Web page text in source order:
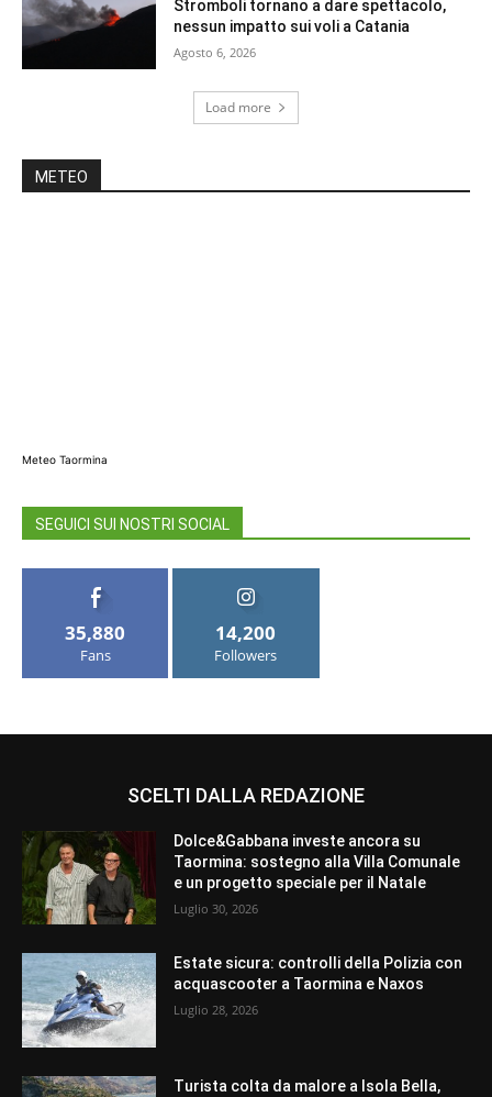
Stromboli tornano a dare spettacolo,
nessun impatto sui voli a Catania
Agosto 6, 2026
Load more
METEO
Meteo Taormina
SEGUICI SUI NOSTRI SOCIAL
35,880
Fans
14,200
Followers
SCELTI DALLA REDAZIONE
Dolce&Gabbana investe ancora su
Taormina: sostegno alla Villa Comunale
e un progetto speciale per il Natale
Luglio 30, 2026
Estate sicura: controlli della Polizia con
acquascooter a Taormina e Naxos
Luglio 28, 2026
Turista colta da malore a Isola Bella,